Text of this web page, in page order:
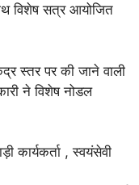
विशेष सत्र आयोजित
स्तर पर की जाने वाली
ने विशेष नोडल
कार्यकर्ता , स्वयंसेवी